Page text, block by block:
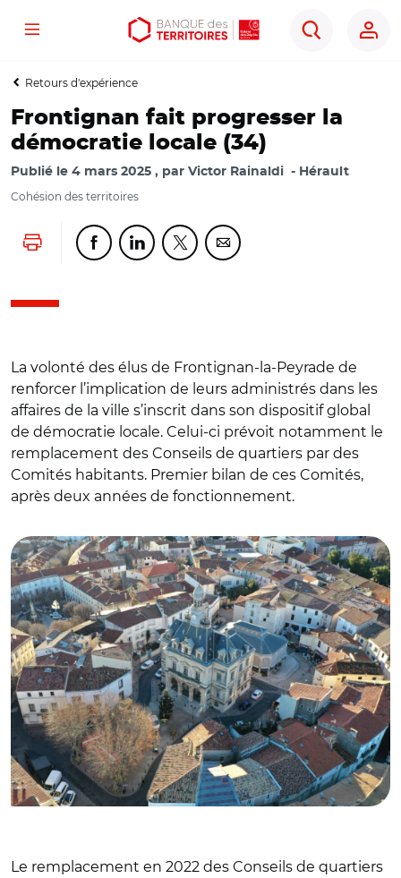
Aller
contenu
Aller
menu
Ouvrir
outils
Menu
Rechercher
Retours d'expérience
Frontignan fait progresser la
démocratie locale (34)
Publié le 4 mars 2025 par Victor Rainaldi Hérault
Cohésion des territoires
Lancer l'impressionPartager cette page sur Facebook
Partager cette page sur Linkedin
Partager cette page sur Twitter
Partager cette page sur
La volonté des élus de Frontignan-la-Peyrade de
renforcer l’implication de leurs administrés dans les
affaires de la ville s’inscrit dans son dispositif global
de démocratie locale. Celui-ci prévoit notamment le
remplacement des Conseils de quartiers par des
Comités habitants. Premier bilan de ces Comités,
après deux années de fonctionnement.
Le remplacement en 2022 des Conseils de quartiers